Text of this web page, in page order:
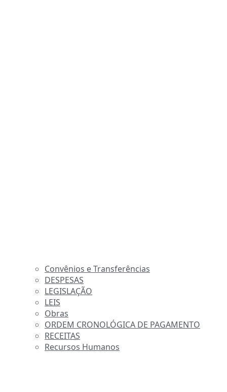
Convênios e Transferências
DESPESAS
LEGISLAÇÃO
LEIS
Obras
ORDEM CRONOLÓGICA DE PAGAMENTO
RECEITAS
Recursos Humanos